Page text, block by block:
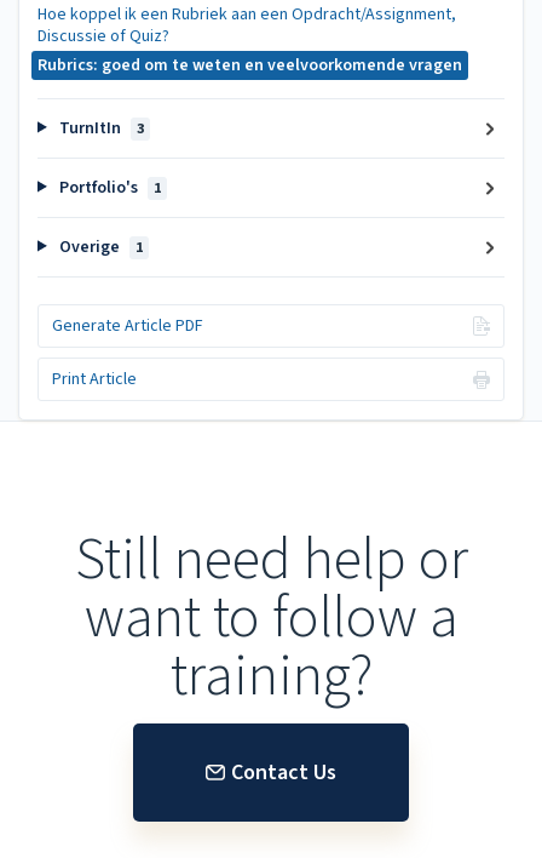
Hoe koppel ik een Rubriek aan een Opdracht/Assignment,
Discussie of Quiz?
Rubrics: goed om te weten en veelvoorkomende vragen
TurnItIn 3
Portfolio's 1
Overige 1
Generate Article PDF
Print Article
Still need help or
want to follow a
training?
Contact Us